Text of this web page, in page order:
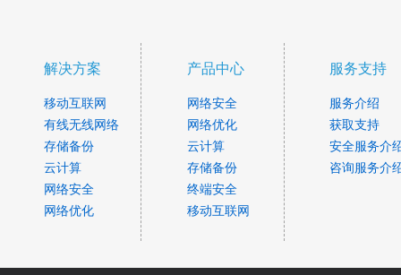
解决方案
移动互联网
有线无线网络
存储备份
云计算
网络安全
网络优化
产品中心
网络安全
网络优化
云计算
存储备份
终端安全
移动互联网
服务支持
服务介绍
获取支持
安全服务介
咨询服务介